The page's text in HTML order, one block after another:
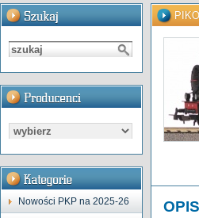
Nowości PKP na 2025-26
PIKO